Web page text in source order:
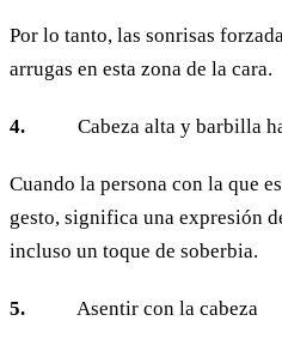
Por lo tanto, las sonrisas
arrugas en esta zona de la cara.
4. Cabeza alta y barbilla
Cuando la persona con la que
gesto, significa una expresión
incluso un toque de soberbia.
5. Asentir con la cabeza